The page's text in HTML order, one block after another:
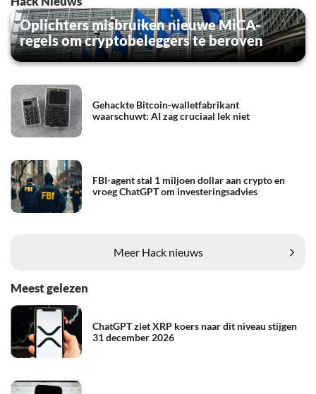
Oplichters misbruiken nieuwe MiCA-
regels om cryptobeleggers te beroven
Gehackte Bitcoin-walletfabrikant
waarschuwt: AI zag cruciaal lek niet
FBI-agent stal 1 miljoen dollar aan crypto en
vroeg ChatGPT om investeringsadvies
Meer Hack nieuws
Meest gelezen
ChatGPT ziet XRP koers naar dit niveau stijgen
31 december 2026